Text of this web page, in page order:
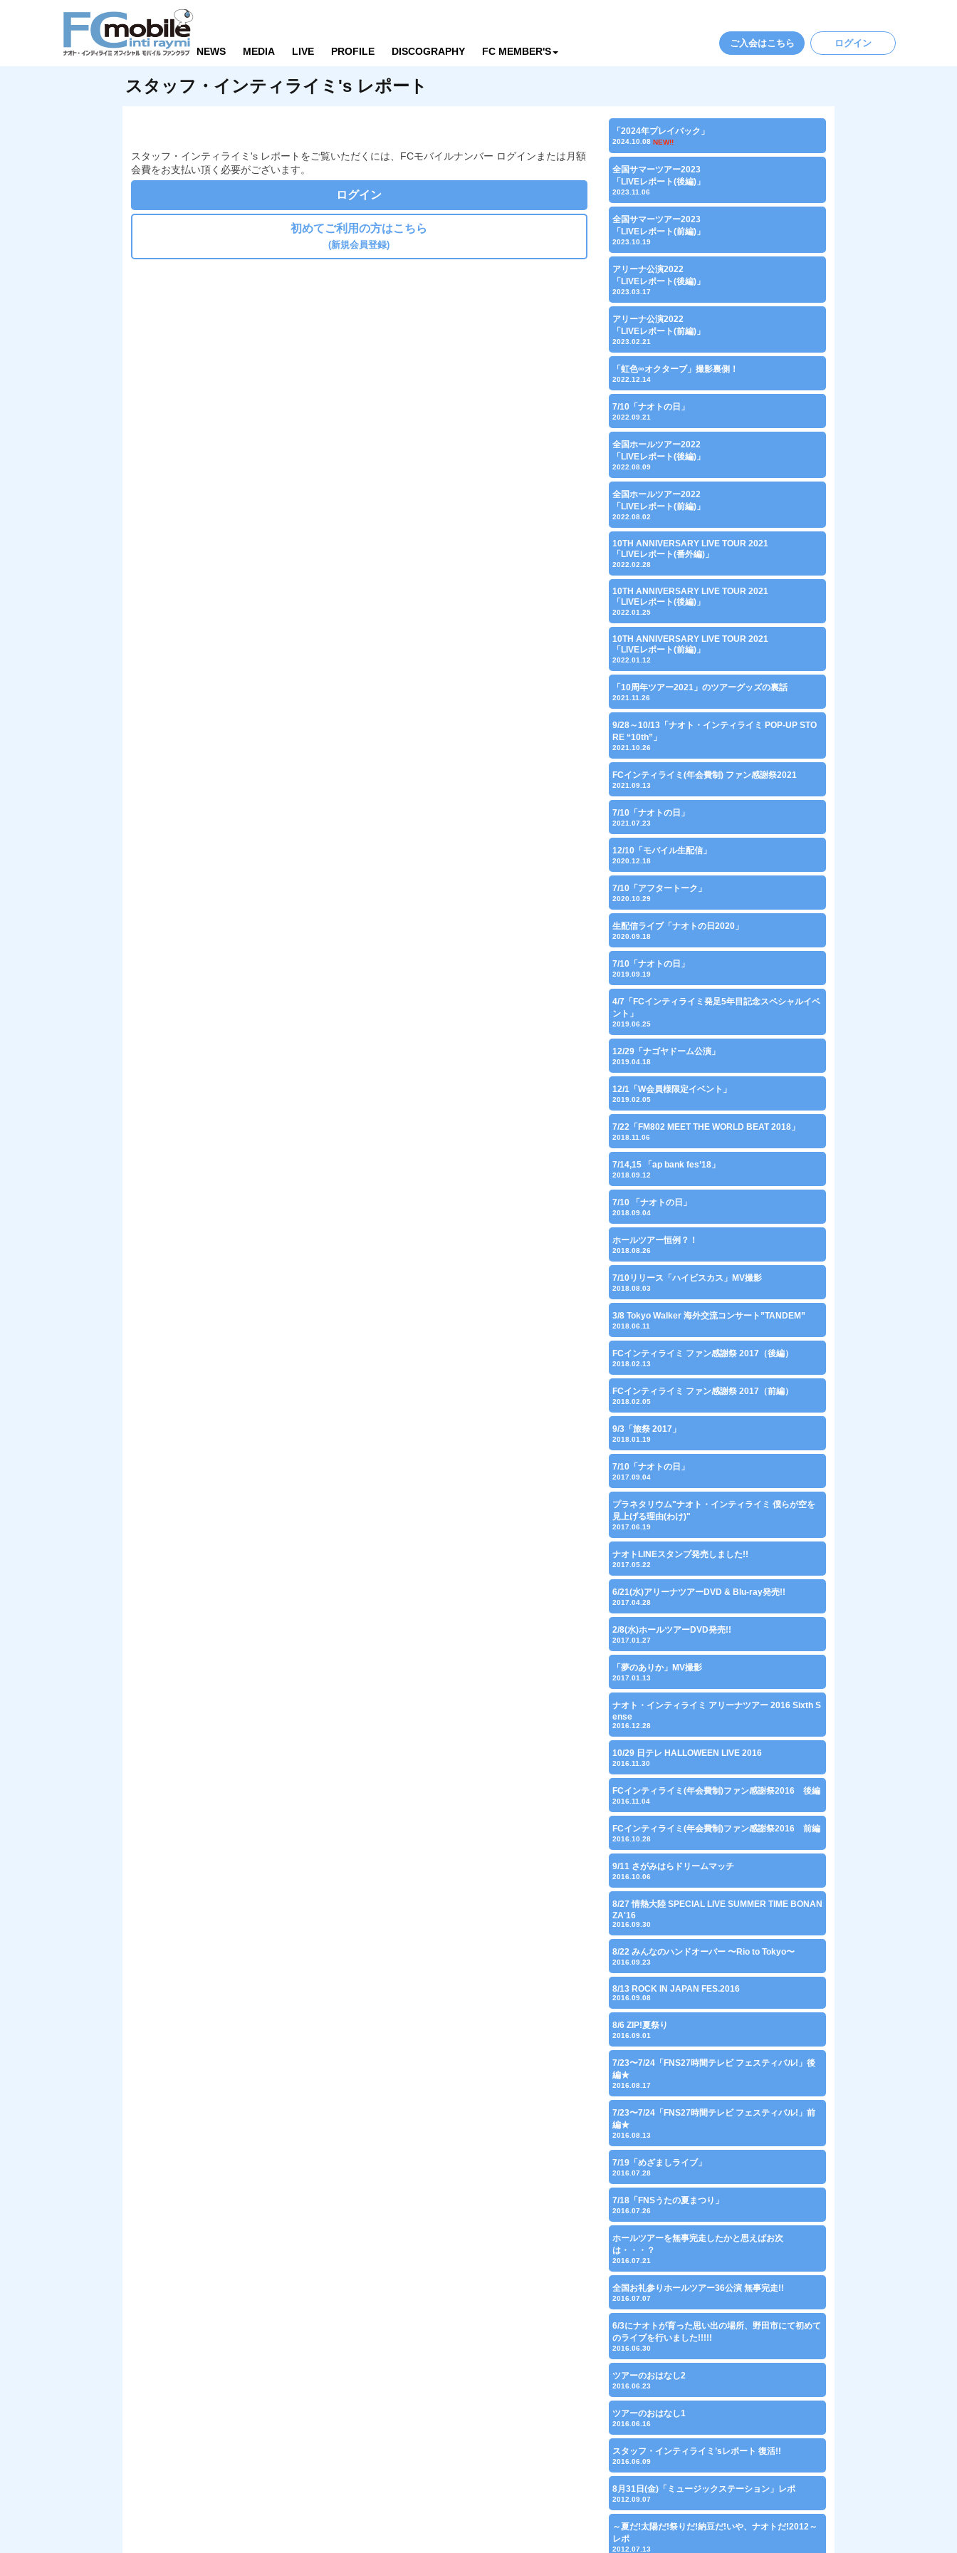
NEWS MEDIA LIVE PROFILE DISCOGRAPHY FC MEMBER'S
ご入会はこちら ログイン
スタッフ・インティライミ's レポート
スタッフ・インティライミ's レポートをご覧いただくには、FCモバイルナンバー ログインまたは月額
会費をお支払い頂く必要がございます。
ログイン
初めてご利用の方はこちら
(新規会員登録)
「2024年プレイバック」
2024.10.08 NEW!!
全国サマーツアー2023
「LIVEレポート(後編)」
2023.11.06
全国サマーツアー2023
「LIVEレポート(前編)」
2023.10.19
アリーナ公演2022
「LIVEレポート(後編)」
2023.03.17
アリーナ公演2022
「LIVEレポート(前編)」
2023.02.21
「虹色∞オクターブ」撮影裏側！
2022.12.14
7/10「ナオトの日」
2022.09.21
全国ホールツアー2022
「LIVEレポート(後編)」
2022.08.09
全国ホールツアー2022
「LIVEレポート(前編)」
2022.08.02
10TH ANNIVERSARY LIVE TOUR 2021
「LIVEレポート(番外編)」
2022.02.28
10TH ANNIVERSARY LIVE TOUR 2021
「LIVEレポート(後編)」
2022.01.25
10TH ANNIVERSARY LIVE TOUR 2021
「LIVEレポート(前編)」
2022.01.12
「10周年ツアー2021」のツアーグッズの裏話
2021.11.26
9/28～10/13「ナオト・インティライミ POP-UP STO
RE “10th”」
2021.10.26
FCインティライミ(年会費制) ファン感謝祭2021
2021.09.13
7/10「ナオトの日」
2021.07.23
12/10「モバイル生配信」
2020.12.18
7/10「アフタートーク」
2020.10.29
生配信ライブ「ナオトの日2020」
2020.09.18
7/10「ナオトの日」
2019.09.19
4/7「FCインティライミ発足5年目記念スペシャルイベ
ント」
2019.06.25
12/29「ナゴヤドーム公演」
2019.04.18
12/1「W会員様限定イベント」
2019.02.05
7/22「FM802 MEET THE WORLD BEAT 2018」
2018.11.06
7/14,15 「ap bank fes’18」
2018.09.12
7/10 「ナオトの日」
2018.09.04
ホールツアー恒例？！
2018.08.26
7/10リリース「ハイビスカス」MV撮影
2018.08.03
3/8 Tokyo Walker 海外交流コンサート”TANDEM”
2018.06.11
FCインティライミ ファン感謝祭 2017（後編）
2018.02.13
FCインティライミ ファン感謝祭 2017（前編）
2018.02.05
9/3「旅祭 2017」
2018.01.19
7/10「ナオトの日」
2017.09.04
プラネタリウム"ナオト・インティライミ 僕らが空を
見上げる理由(わけ)"
2017.06.19
ナオトLINEスタンプ発売しました!!
2017.05.22
6/21(水)アリーナツアーDVD & Blu-ray発売!!
2017.04.28
2/8(水)ホールツアーDVD発売!!
2017.01.27
「夢のありか」MV撮影
2017.01.13
ナオト・インティライミ アリーナツアー 2016 Sixth S
ense
2016.12.28
10/29 日テレ HALLOWEEN LIVE 2016
2016.11.30
FCインティライミ(年会費制)ファン感謝祭2016 後編
2016.11.04
FCインティライミ(年会費制)ファン感謝祭2016 前編
2016.10.28
9/11 さがみはらドリームマッチ
2016.10.06
8/27 情熱大陸 SPECIAL LIVE SUMMER TIME BONAN
ZA'16
2016.09.30
8/22 みんなのハンドオーバー 〜Rio to Tokyo〜
2016.09.23
8/13 ROCK IN JAPAN FES.2016
2016.09.08
8/6 ZIP!夏祭り
2016.09.01
7/23〜7/24「FNS27時間テレビ フェスティバル!」後
編★
2016.08.17
7/23〜7/24「FNS27時間テレビ フェスティバル!」前
編★
2016.08.13
7/19「めざましライブ」
2016.07.28
7/18「FNSうたの夏まつり」
2016.07.26
ホールツアーを無事完走したかと思えばお次
は・・・？
2016.07.21
全国お礼参りホールツアー36公演 無事完走!!
2016.07.07
6/3にナオトが育った思い出の場所、野田市にて初めて
のライブを行いました!!!!!
2016.06.30
ツアーのおはなし2
2016.06.23
ツアーのおはなし1
2016.06.16
スタッフ・インティライミ’sレポート 復活!!
2016.06.09
8月31日(金)「ミュージックステーション」レポ
2012.09.07
～夏だ!太陽だ!祭りだ!納豆だ!いや、ナオトだ!2012～
レポ
2012.07.13